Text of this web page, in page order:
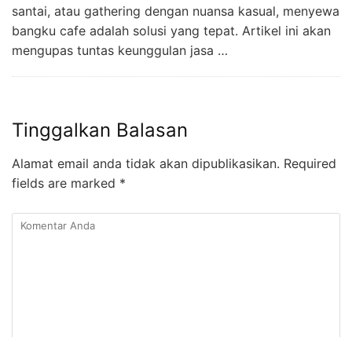
santai, atau gathering dengan nuansa kasual, menyewa
bangku cafe adalah solusi yang tepat. Artikel ini akan
mengupas tuntas keunggulan jasa …
Tinggalkan Balasan
Alamat email anda tidak akan dipublikasikan. Required
fields are marked *